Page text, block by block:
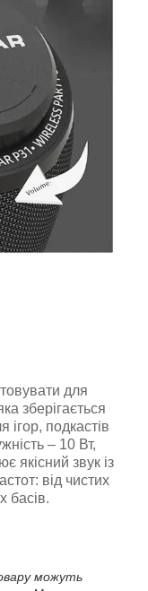
для
зберігається
подкастів
– 10 Вт,
якісний звук із
від чистих
басів.
можуть